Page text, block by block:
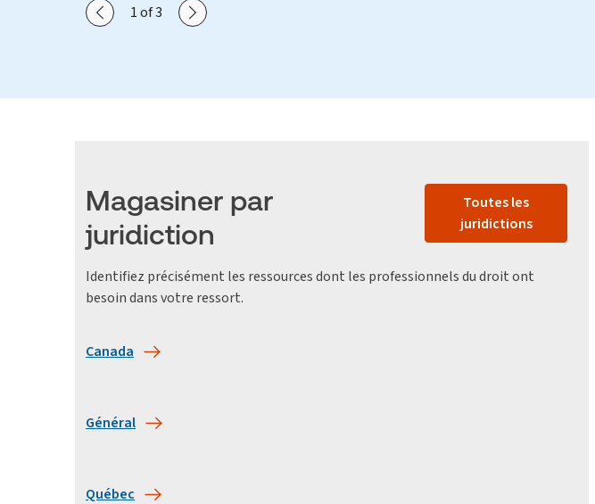
Show previous slide
1 of 3 Show next slide
Magasiner par
juridiction
Toutes les
juridictions
Identifiez précisément les ressources dont les professionnels du droit ont
besoin dans votre ressort.
Canada
Général
Québec